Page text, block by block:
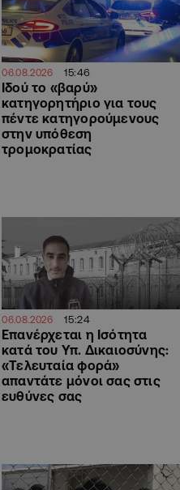
06.08.2026 15:46
Ιδού το «βαρύ»
κατηγορητήριο για τους
πέντε κατηγορούμενους
στην υπόθεση
τρομοκρατίας
06.08.2026 15:24
Επανέρχεται η Ισότητα
κατά του Υπ. Δικαιοσύνης:
«Τελευταία φορά»
απαντάτε μόνοι σας στις
ευθύνες σας